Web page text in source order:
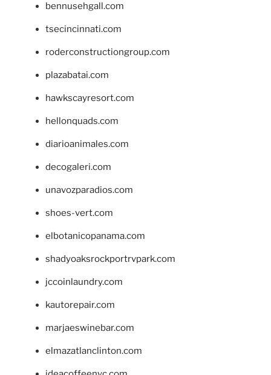
bennusehgall.com
tsecincinnati.com
roderconstructiongroup.com
plazabatai.com
hawkscayresort.com
hellonquads.com
diarioanimales.com
decogaleri.com
unavozparadios.com
shoes-vert.com
elbotanicopanama.com
shadyoaksrockportrvpark.com
jccoinlaundry.com
kautorepair.com
marjaeswinebar.com
elmazatlanclinton.com